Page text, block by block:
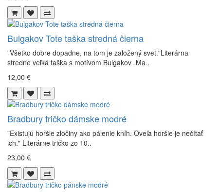
Bulgakov Tote taška stredná čierna
"Všetko dobre dopadne, na tom je založený svet."Literárna
stredne veľká taška s motívom Bulgakov „Ma..
12,00 €
Bradbury tričko dámske modré
"Existujú horšie zločiny ako pálenie kníh. Oveľa horšie je nečítať
ich." Literárne tričko zo 10..
23,00 €